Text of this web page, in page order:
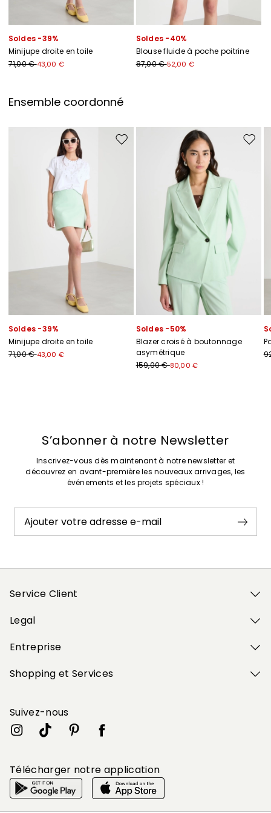
Soldes -39%
Minijupe droite en toile
71,00 €43,00 €
Soldes -40%
Blouse fluide à poche poitrine
87,00 €52,00 €
Ensemble coordonné
Ajouter vers la liste de souhaits
Soldes -39%
Minijupe droite en toile
71,00 €43,00 €
Soldes -50%
Blazer croisé à boutonnage
asymétrique
159,00 €80,00 €
S’abonner à notre Newsletter
Inscrivez-vous dès maintenant à notre newsletter et
découvrez en avant-première les nouveaux arrivages, les
événements et les projets spéciaux !
Ajouter votre adresse e-mail
Service Client
Legal
Entreprise
Shopping et Services
Suivez-nous
Télécharger notre application